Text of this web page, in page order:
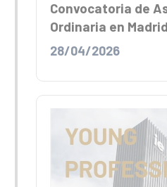
Convocatoria de
Ordinaria en Madrid
28/04/2026